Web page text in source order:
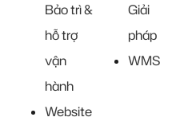
Bảo trì &
hỗ trợ
vận
hành
Website
Giải
pháp
WMS